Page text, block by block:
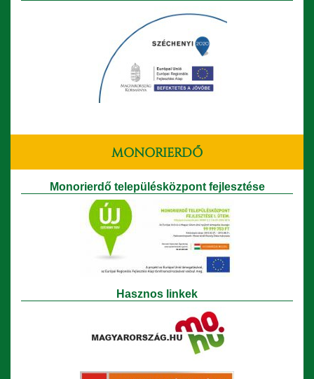
MONORIERDŐ
Monorierdő településközpont fejlesztése
Hasznos linkek